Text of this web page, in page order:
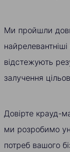
Ми пройшли
відстежують
залучення
Довірте крауд-
ми розробимо
потреб вашого